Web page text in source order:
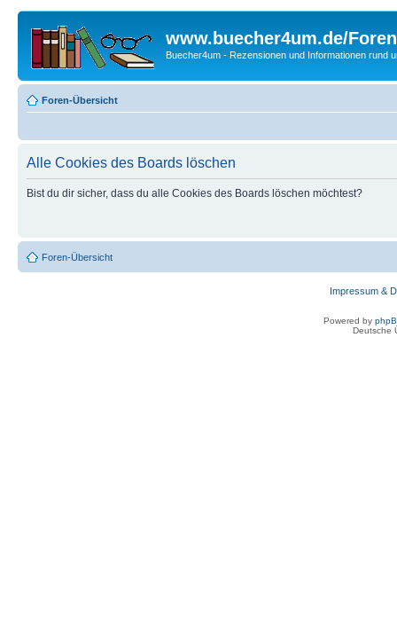
www.buecher4um.de/Foren
Buecher4um - Rezensionen und Informationen rund
Foren-Übersicht
Alle Cookies des Boards löschen
Bist du dir sicher, dass du alle Cookies des Boards löschen möchtest?
Foren-Übersicht
Impressum &
Powered by
Deutsche